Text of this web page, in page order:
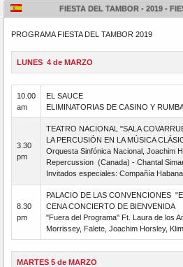
FIESTA DEL TAMBOR - 2019 -
PROGRAMA FIESTA DEL TAMBOR 2019
LUNES 4 de MARZO
10.00
am
EL SAUCE
ELIMINATORIAS DE CASINO Y
3.30
pm
TEATRO NACIONAL "SALA
LA PERCUSIÓN EN LA MÚSICA
Orquesta Sinfónica Nacional, Joachim
Repercussion (Canada) - Chantal
Invitados especiales: Compañía
8.30
pm
PALACIO DE LAS CONVENCIONES
CENA CONCIERTO DE BIENVENIDA
"Fuera del Programa" Ft. Laura de los
Morrissey, Falete, Joachim Horsley,
MARTES 5 de MARZO